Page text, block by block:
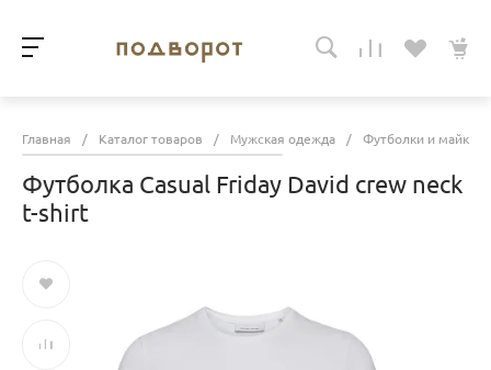
Главная / Каталог товаров / Мужская одежда / Футболки и майки
Футболка Casual Friday David crew neck
t-shirt